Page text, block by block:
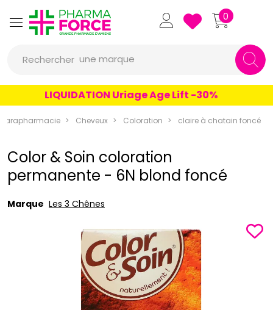
Pharmaforce Grande Pharmacie
0
Rechercher
un produit
une marque
LIQUIDATION Uriage Age Lift -30%
Parapharmacie Cheveux Coloration claire à chatain foncé
Color & Soin coloration
permanente - 6N blond foncé
Marque Les 3 Chênes